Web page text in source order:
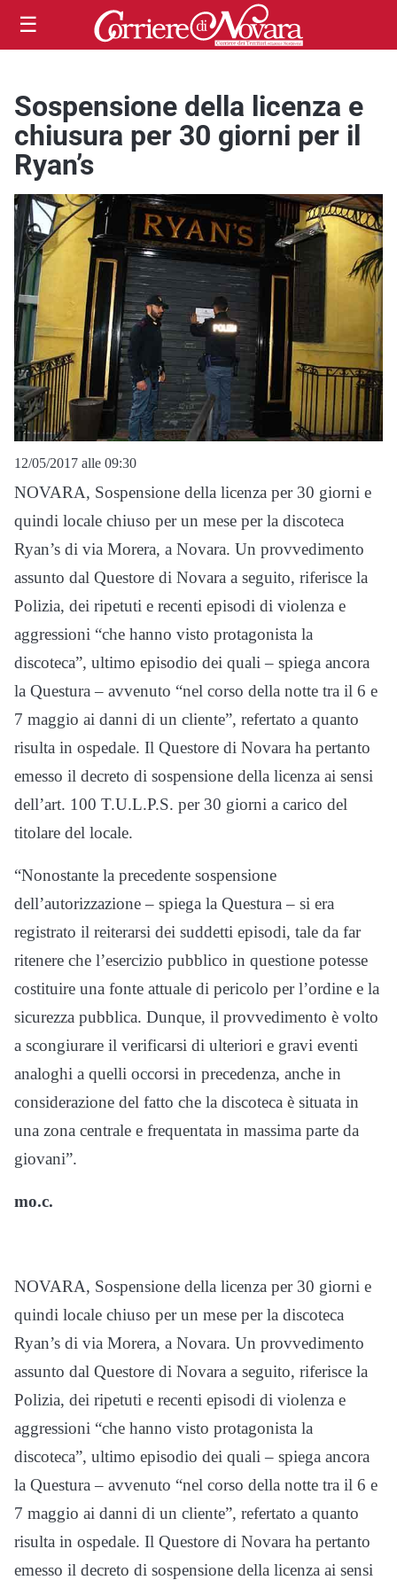
☰
Sospensione della licenza e
chiusura per 30 giorni per il
Ryan’s
12/05/2017 alle 09:30
NOVARA, Sospensione della licenza per 30 giorni e
quindi locale chiuso per un mese per la discoteca
Ryan’s di via Morera, a Novara. Un provvedimento
assunto dal Questore di Novara a seguito, riferisce la
Polizia, dei ripetuti e recenti episodi di violenza e
aggressioni “che hanno visto protagonista la
discoteca”, ultimo episodio dei quali – spiega ancora
la Questura – avvenuto “nel corso della notte tra il 6 e
7 maggio ai danni di un cliente”, refertato a quanto
risulta in ospedale. Il Questore di Novara ha pertanto
emesso il decreto di sospensione della licenza ai sensi
dell’art. 100 T.U.L.P.S. per 30 giorni a carico del
titolare del locale.
“Nonostante la precedente sospensione
dell’autorizzazione – spiega la Questura – si era
registrato il reiterarsi dei suddetti episodi, tale da far
ritenere che l’esercizio pubblico in questione potesse
costituire una fonte attuale di pericolo per l’ordine e la
sicurezza pubblica. Dunque, il provvedimento è volto
a scongiurare il verificarsi di ulteriori e gravi eventi
analoghi a quelli occorsi in precedenza, anche in
considerazione del fatto che la discoteca è situata in
una zona centrale e frequentata in massima parte da
giovani”.
mo.c.
NOVARA, Sospensione della licenza per 30 giorni e
quindi locale chiuso per un mese per la discoteca
Ryan’s di via Morera, a Novara. Un provvedimento
assunto dal Questore di Novara a seguito, riferisce la
Polizia, dei ripetuti e recenti episodi di violenza e
aggressioni “che hanno visto protagonista la
discoteca”, ultimo episodio dei quali – spiega ancora
la Questura – avvenuto “nel corso della notte tra il 6 e
7 maggio ai danni di un cliente”, refertato a quanto
risulta in ospedale. Il Questore di Novara ha pertanto
emesso il decreto di sospensione della licenza ai sensi